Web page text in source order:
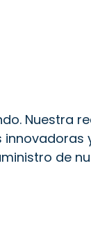
Nuestra
de